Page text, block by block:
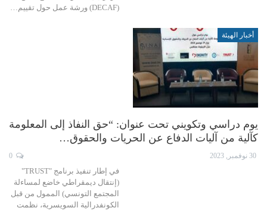
(DECAF) ورشة عمل حول تقييم…
أخبار الهيئة
يوم دراسي وتكويني تحت عنوان: “حق النفاذ إلى المعلومة
كآلية من آليات الدفاع عن الحريات والحقوق…
30 نوفمبر, 2023
في إطار تنفيذ برنامج "TRUST"
(إنتقال ديمقراطي خاضع لمساءلة
المجتمع التونسي) الممول من قبل
الكونفدرالية السويسرية، نظمت